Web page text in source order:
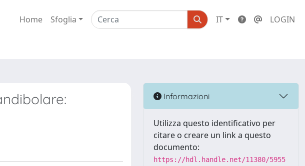
Home Sfoglia IT LOGIN
Informazioni
Utilizza questo identificativo per
citare o creare un link a questo
documento:
https://hdl.handle.net/11380/5955